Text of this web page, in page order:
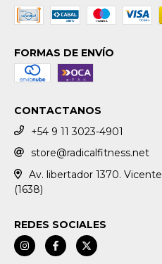
FORMAS DE ENVÍO
CONTACTANOS
+54 9 11 3023-4901
store@radicalfitness.net
Av. libertador 1370.
(1638)
REDES SOCIALES